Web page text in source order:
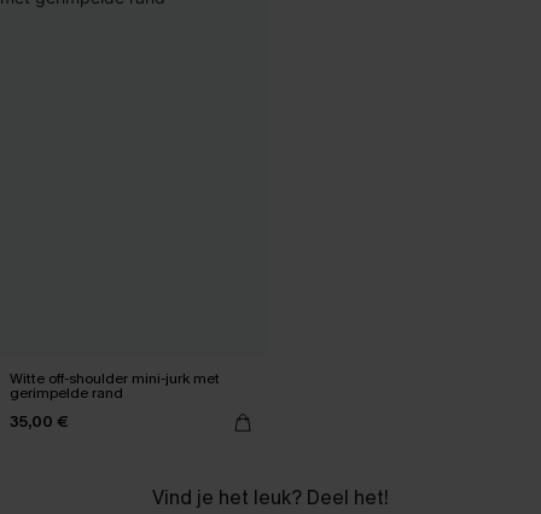
Witte off-shoulder mini-jurk met
gerimpelde rand
35,00 €
Vind je het leuk? Deel het!